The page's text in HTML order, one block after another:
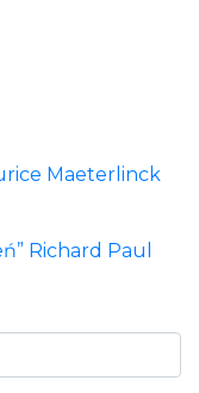
Maeterlinck
Richard Paul